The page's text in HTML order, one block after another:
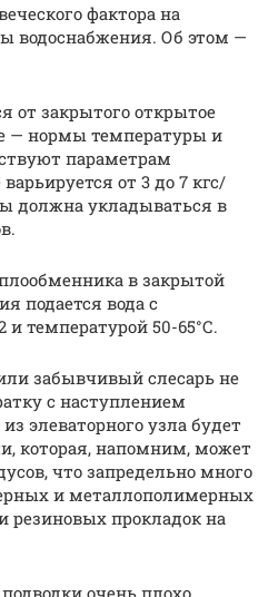
фактора на
водоснабжения. Об этом —
от закрытого открытое
— нормы температуры и
параметрам
от 3 до 7 кгс/
должна укладываться в
в закрытой
подается вода с
и температурой 50-65°С.
забывчивый слесарь не
с наступлением
элеваторного узла будет
которая, напомним, может
что запредельно много
и металлополимерных
резиновых прокладок на
очень плохо